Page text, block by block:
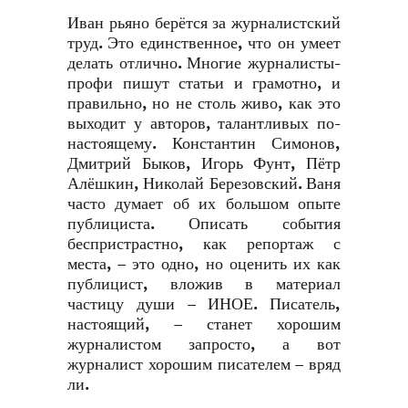
Иван рьяно берётся за журналистский
труд. Это единственное, что он умеет
делать отлично. Многие журналисты-
профи пишут статьи и грамотно, и
правильно, но не столь живо, как это
выходит у авторов, талантливых по-
настоящему. Константин Симонов,
Дмитрий Быков, Игорь Фунт, Пётр
Алёшкин, Николай Березовский. Ваня
часто думает об их большом опыте
публициста. Описать события
беспристрастно, как репортаж с
места, – это одно, но оценить их как
публицист, вложив в материал
частицу души – ИНОЕ. Писатель,
настоящий, – станет хорошим
журналистом запросто, а вот
журналист хорошим писателем – вряд
ли.